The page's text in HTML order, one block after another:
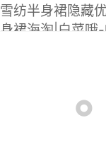
雪纺半身裙隐藏
身裙海淘|白菜哦